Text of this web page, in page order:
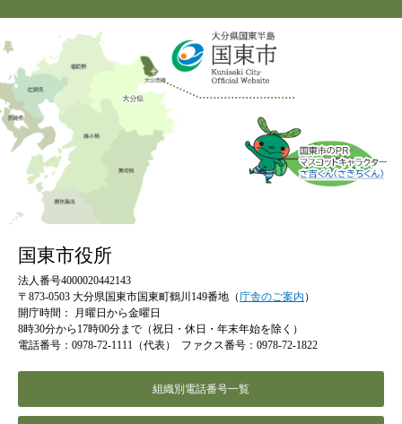
国東市役所
法人番号4000020442143
〒873-0503 大分県国東市国東町鶴川149番地（ 庁舎のご案内 ）
開庁時間：
月曜日から金曜日
8時30分から17時00分まで（祝日・休日・年末年始を除く）
電話番号：0978-72-1111（代表）
ファクス番号：0978-72-1822
組織別電話番号一覧